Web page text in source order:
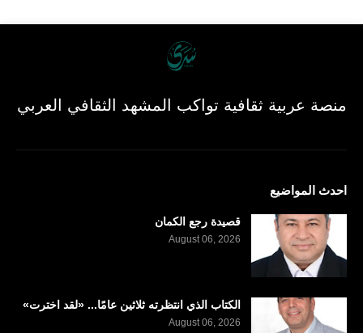
منصة عربية ثقافية تواكب المشهد الثقافي العربي
احدث المواضيع
قصيدة رجع الكمان
August 06, 2026
الكتاب الذي انتظرته ثلاثين عامًا... «لقد اخترت»
August 06, 2026